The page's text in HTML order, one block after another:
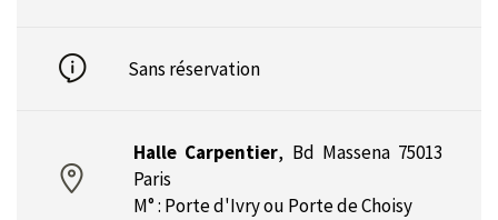
Sans réservation
Halle Carpentier, Bd Massena 75013
Paris
M° : Porte d'Ivry ou Porte de Choisy